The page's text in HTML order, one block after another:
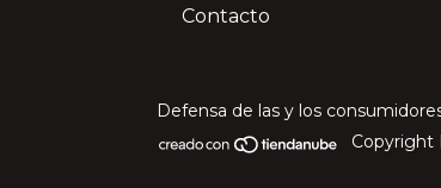
Contacto
Defensa de las y los
Copyright